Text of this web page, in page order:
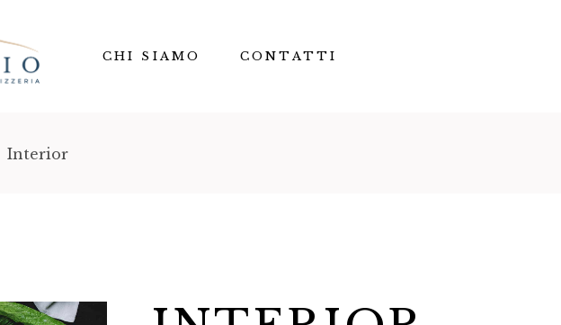
CHI SIAMO CONTATTI
Interior